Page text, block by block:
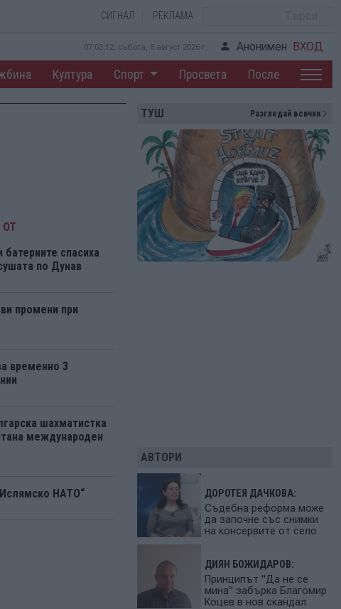
СИГНАЛ РЕКЛАМА
07:03:12, събота, 8 август 2026 г. Анонимен ВХОД
Култура Спорт Просвета После
спасиха
по Дунав
промени при
временно 3
шахматистка
международен
НАТО“
ТУШ Разгледай всички
АВТОРИ
ДОРОТЕЯ ДАЧКОВА:
Съдебна реформа може
да започне със снимки
на консервите от село
ДИЯН БОЖИДАРОВ:
Принципът "Да не се
мина" забърка Благомир
Коцев в нов скандал